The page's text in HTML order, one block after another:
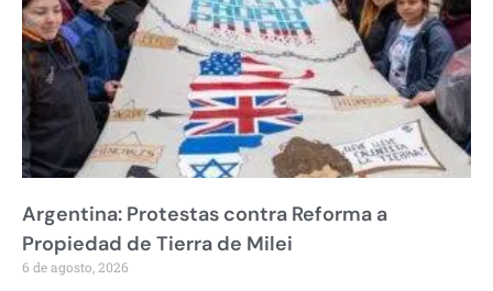
Argentina: Protestas contra Reforma a
Propiedad de Tierra de Milei
6 de agosto, 2026